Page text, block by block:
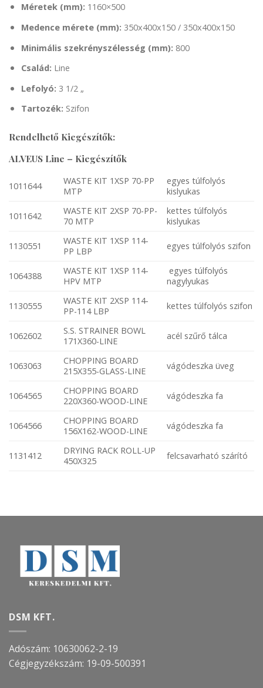
Méretek (mm): 1160×500
Medence mérete (mm): 350x400x150 / 350x400x150
Minimális szekrényszélesség (mm): 800
Család: Line
Lefolyó: 3 1/2 „
Tartozék: Szifon
Rendelhető Kiegészítők:
ALVEUS Line – Kiegészítők
1011644
WASTE KIT 1XSP 70-PP
MTP
egyes túlfolyós
kislyukas
1011642
WASTE KIT 2XSP 70-PP-
70 MTP
kettes túlfolyós
kislyukas
1130551
WASTE KIT 1XSP 114-
PP LBP
egyes túlfolyós szifon
1064388
WASTE KIT 1XSP 114-
HPV MTP
egyes túlfolyós
nagylyukas
1130555
WASTE KIT 2XSP 114-
PP-114 LBP
kettes túlfolyós szifon
1062602
S.S. STRAINER BOWL
171X360-LINE
acél szűrő tálca
1063063
CHOPPING BOARD
215X355-GLASS-LINE
vágódeszka üveg
1064565
CHOPPING BOARD
220X360-WOOD-LINE
vágódeszka fa
1064566
CHOPPING BOARD
156X162-WOOD-LINE
vágódeszka fa
1131412
DRYING RACK ROLL-UP
450X325
felcsavarható szárító
DSM KFT.
Adószám: 10630062-2-19
Cégjegyzékszám: 19-09-500391